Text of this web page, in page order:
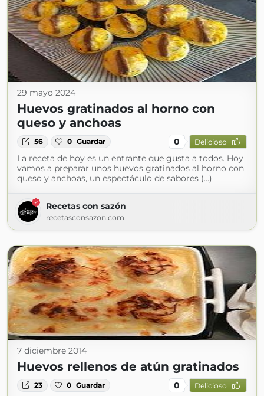
29 mayo 2024
Huevos gratinados al horno con
queso y anchoas
56 0 Guardar 0 Delicioso
La receta de hoy es un entrante que gusta a todos. Hoy
vamos a preparar unos huevos gratinados al horno con
queso y anchoas, un espectáculo de sabores (...)
Recetas con sazón
recetasconsazon.com
7 diciembre 2014
Huevos rellenos de atún gratinados
23 0 Guardar 0 Delicioso